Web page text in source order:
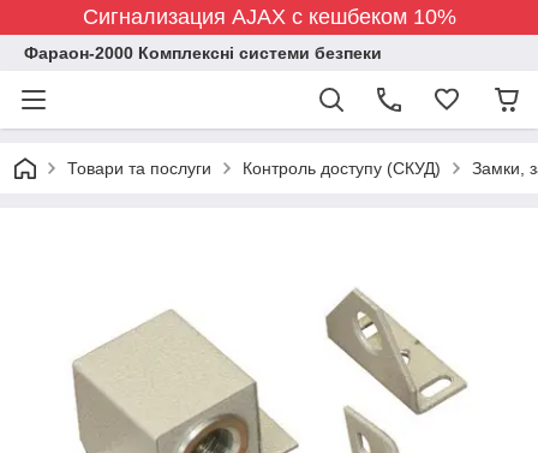
Сигнализация AJAX с кешбеком 10%
Фараон-2000 Комплексні системи безпеки
Товари та послуги Контроль доступу (СКУД) Замки,